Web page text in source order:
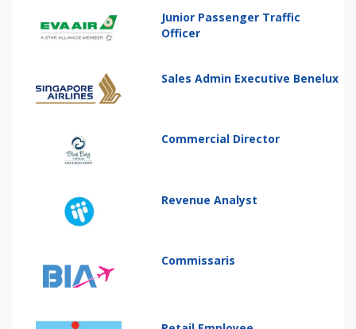
Junior Passenger Traffic
Officer
Sales Admin Executive Benelux
Commercial Director
Revenue Analyst
Commissaris